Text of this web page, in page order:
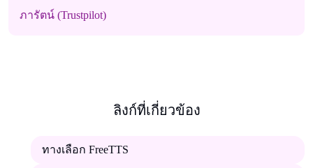
ภารัตน์ (Trustpilot)
ลิงก์ที่เกี่ยวข้อง
ทางเลือก FreeTTS